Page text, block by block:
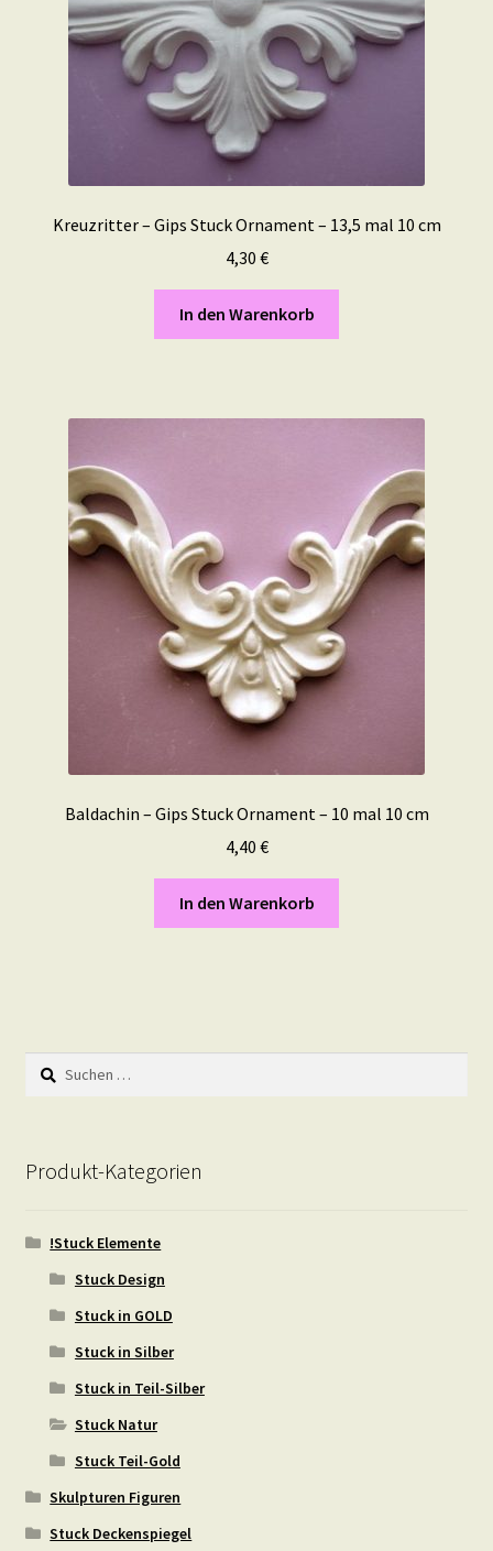
Kreuzritter – Gips Stuck Ornament – 13,5 mal 10 cm
4,30 €
In den Warenkorb
Baldachin – Gips Stuck Ornament – 10 mal 10 cm
4,40 €
In den Warenkorb
Suchen
nach:
Produkt-Kategorien
!Stuck Elemente
Stuck Design
Stuck in GOLD
Stuck in Silber
Stuck in Teil-Silber
Stuck Natur
Stuck Teil-Gold
Skulpturen Figuren
Stuck Deckenspiegel